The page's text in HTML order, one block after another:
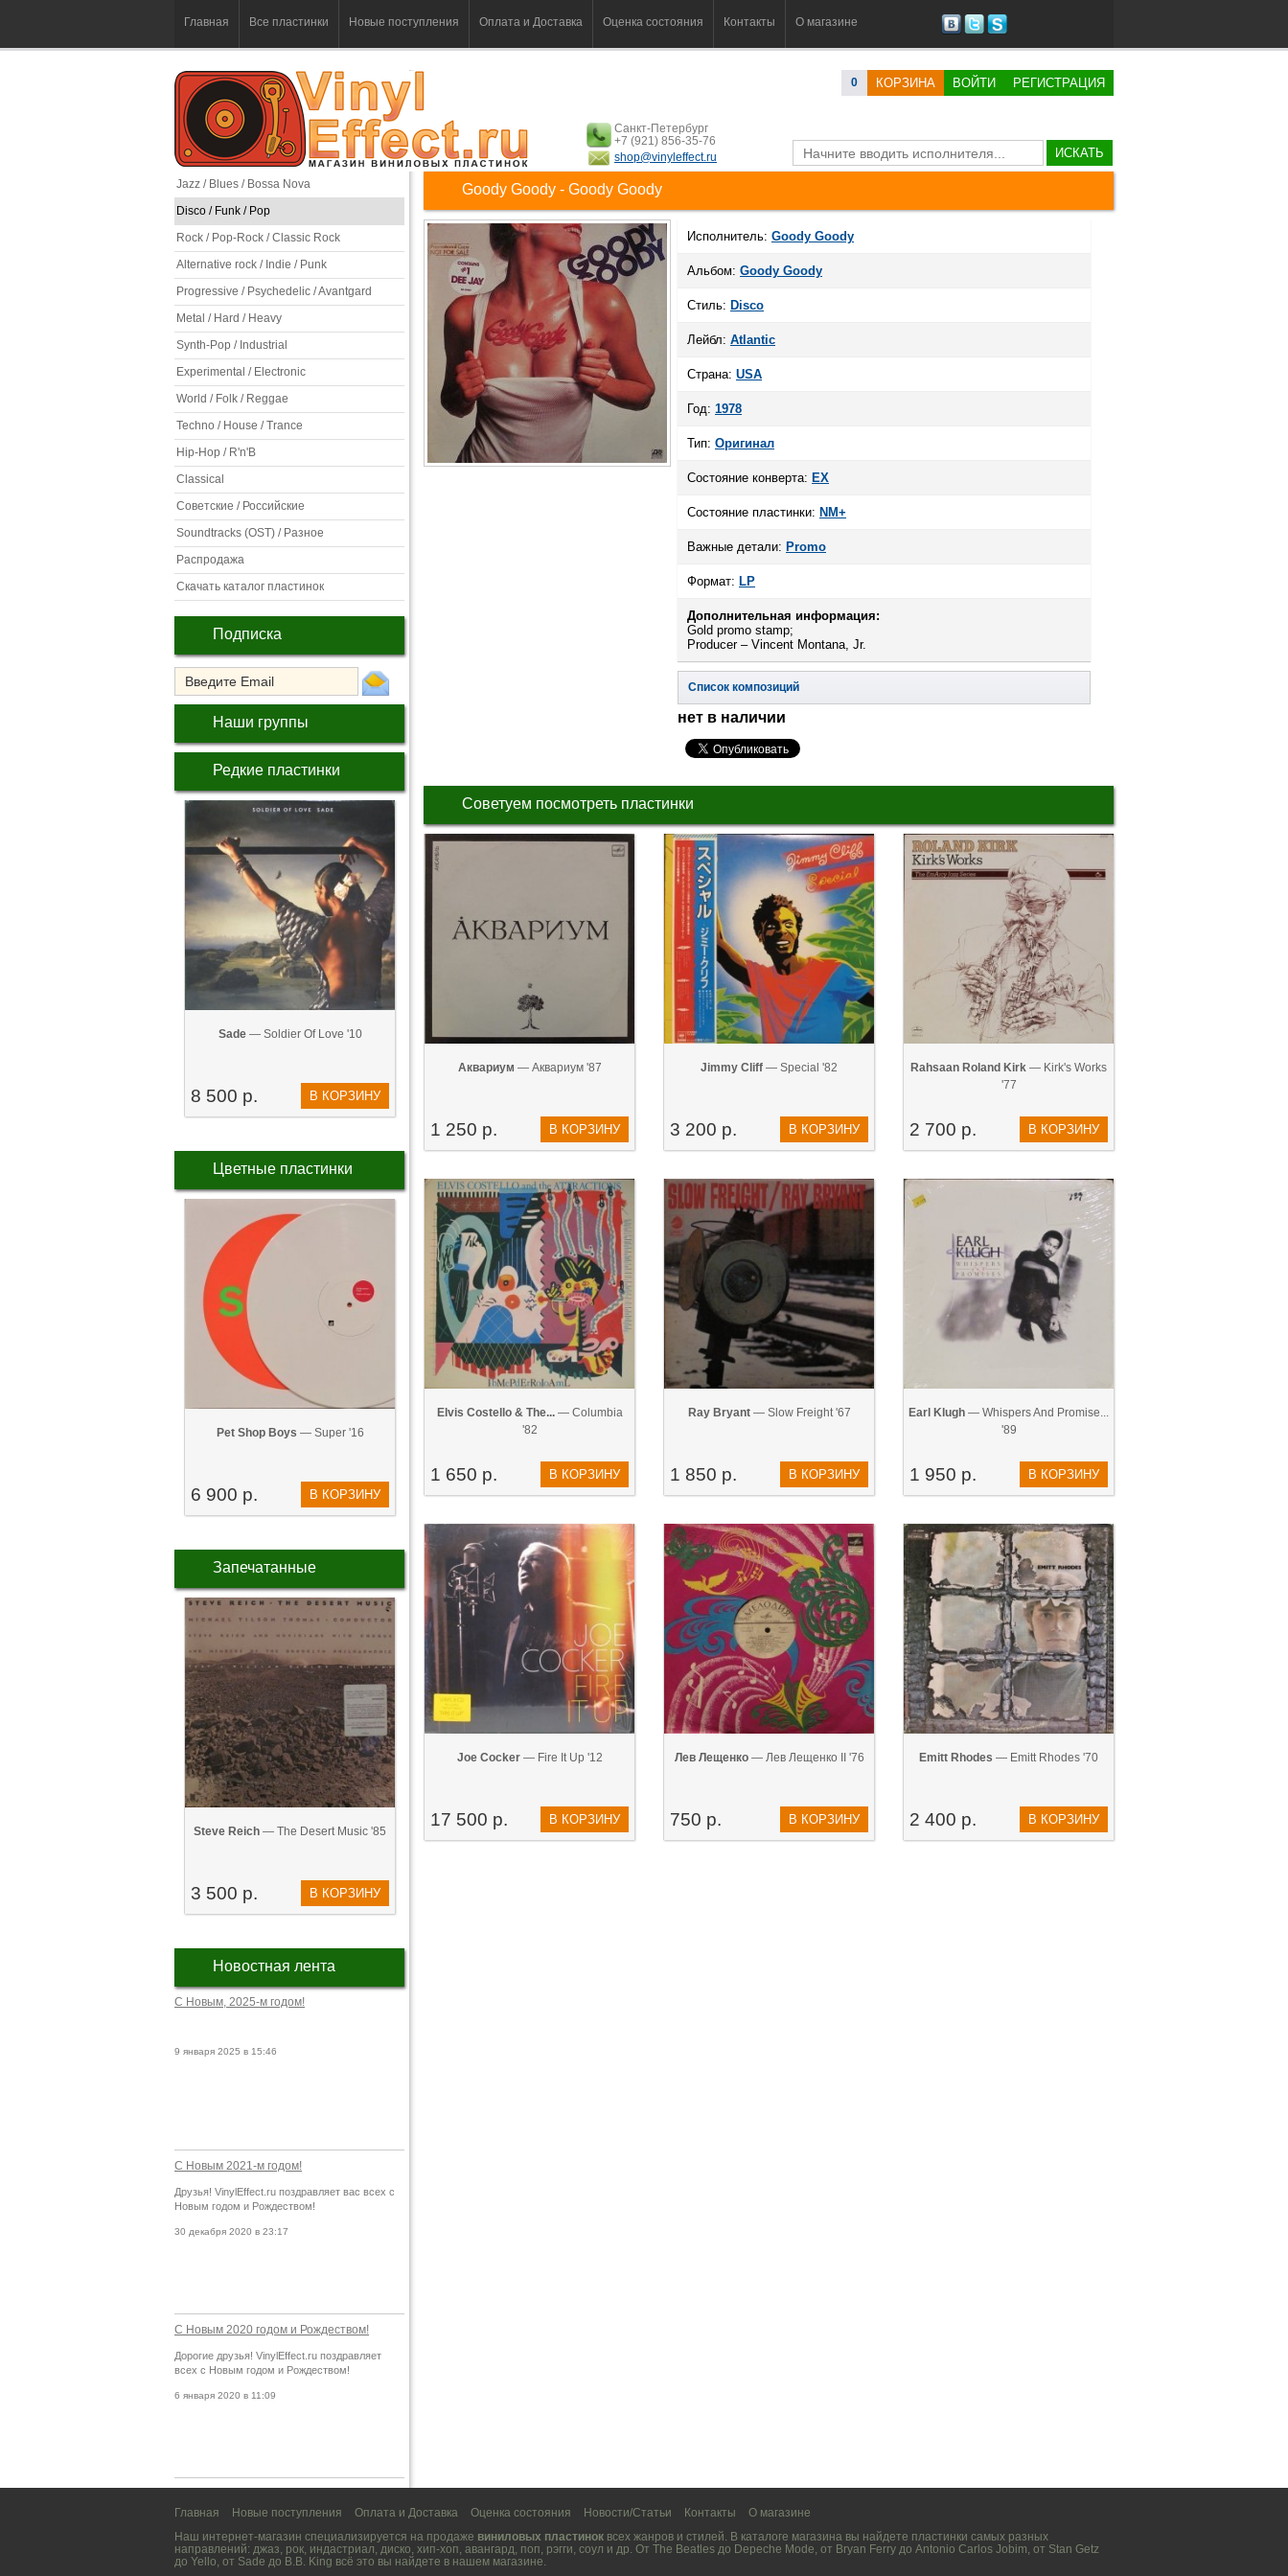
Главная Все пластинки Новые поступления Оплата и Доставка Оценка состояния Контакты О магазине
0 КОРЗИНА ВОЙТИ РЕГИСТРАЦИЯ
Санкт-Петербург
+7 (921) 856-35-76
shop@vinyleffect.ru
ИСКАТЬ
Jazz / Blues / Bossa Nova
Disco / Funk / Pop
Rock / Pop-Rock / Classic Rock
Alternative rock / Indie / Punk
Progressive / Psychedelic / Avantgard
Metal / Hard / Heavy
Synth-Pop / Industrial
Experimental / Electronic
World / Folk / Reggae
Techno / House / Trance
Hip-Hop / R'n'B
Classical
Советские / Российские
Soundtracks (OST) / Разное
Распродажа
Скачать каталог пластинок
Подписка
Наши группы
Редкие пластинки
Sade— Soldier Of Love '10
8 500 р. В КОРЗИНУ
Цветные пластинки
Pet Shop Boys — Super '16
6 900 р. В КОРЗИНУ
Запечатанные
Steve Reich — The Desert Music '85
3 500 р. В КОРЗИНУ
Новостная лента
С Новым, 2025-м годом!
9 января 2025 в 15:46
С Новым 2021-м годом!
Друзья! VinylEffect.ru поздравляет вас всех с
Новым годом и Рождеством!
30 декабря 2020 в 23:17
С Новым 2020 годом и Рождеством!
Дорогие друзья! VinylEffect.ru поздравляет
всех с Новым годом и Рождеством!
6 января 2020 в 11:09
Goody Goody - Goody Goody
Исполнитель: Goody Goody
Альбом: Goody Goody
Стиль: Disco
Лейбл: Atlantic
Страна: USA
Год: 1978
Тип: Оригинал
Состояние конверта: EX
Состояние пластинки: NM+
Важные детали: Promo
Формат: LP
Дополнительная информация:
Gold promo stamp;
Producer – Vincent Montana, Jr.
Список композиций
нет в наличии
Советуем посмотреть пластинки
Аквариум — Аквариум '87
1 250 р. В КОРЗИНУ
Jimmy Cliff — Special '82
3 200 р. В КОРЗИНУ
Rahsaan Roland Kirk — Kirk's Works
'77
2 700 р. В КОРЗИНУ
Elvis Costello & The...— Columbia
'82
1 650 р. В КОРЗИНУ
Ray Bryant— Slow Freight '67
1 850 р. В КОРЗИНУ
Earl Klugh — Whispers And Promise...
'89
1 950 р. В КОРЗИНУ
Joe Cocker— Fire It Up '12
17 500 р. В КОРЗИНУ
Лев Лещенко— Лев Лещенко II '76
750 р. В КОРЗИНУ
Emitt Rhodes — Emitt Rhodes '70
2 400 р. В КОРЗИНУ
Главная Новые поступления Оплата и Доставка Оценка состояния Новости/Статьи Контакты
О магазине
Наш интернет-магазин специализируется на продаже виниловых пластинок всех жанров и стилей. В каталоге магазина вы найдете пластинки самых разных
направлений: джаз, рок, индастриал, диско, хип-хоп, авангард, поп, рэгги, соул и др. От The Beatles до Depeche Mode, от Bryan Ferry до Antonio Carlos Jobim, от Stan Getz
до Yello, от Sade до B.B. King всё это вы найдете в нашем магазине.